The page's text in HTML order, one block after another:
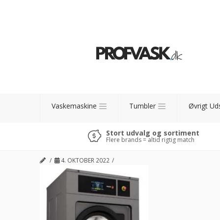
Vaskemaskine Tumbler Øvrigt
Stort udvalg og sortiment
Flere brands = altid rigtig match
4. OKTOBER 2022